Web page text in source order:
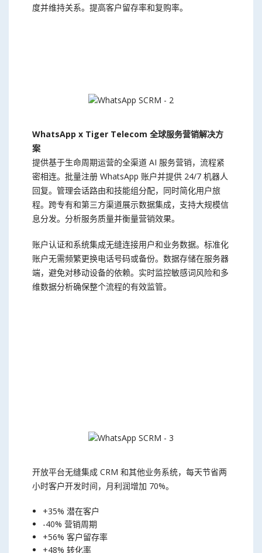
度并维持关系。提高客户留存率和复购率。
WhatsApp x Tiger Telecom 全球服务营销解决方
案
提供基于生命周期运营的全渠道 AI 服务营销，流程紧
密相连。批量注册 WhatsApp 账户并提供 24/7 机器人
回复。管理会话路由和技能组分配，同时简化用户旅
程。跨专有和第三方渠道展示数据集成，支持大规模信
息分发。分析服务质量并衡量营销效果。
账户认证和系统集成无缝连接用户和业务数据。标准化
账户无需频繁更换电话号码或备份。数据存储在服务器
端，避免对移动设备的依赖。实时监控敏感词风险和多
维数据分析确保整个流程的有效监管。
开放平台无缝集成 CRM 和其他业务系统，每天节省两
小时客户开发时间，月利润增加 70%。
+35% 潜在客户
-40% 营销周期
+56% 客户留存率
+48% 转化率